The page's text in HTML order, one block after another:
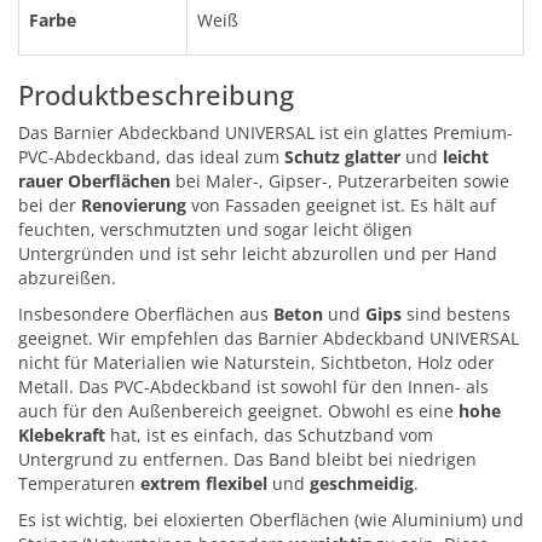
Farbe Weiß
Produktbeschreibung
Das Barnier Abdeckband UNIVERSAL ist ein glattes Premium-
PVC-Abdeckband, das ideal zum Schutz glatter und leicht
rauer Oberflächen bei Maler-, Gipser-, Putzerarbeiten sowie
bei der Renovierung von Fassaden geeignet ist. Es hält auf
feuchten, verschmutzten und sogar leicht öligen
Untergründen und ist sehr leicht abzurollen und per Hand
abzureißen.
Insbesondere Oberflächen aus Beton und Gips sind bestens
geeignet. Wir empfehlen das Barnier Abdeckband UNIVERSAL
nicht für Materialien wie Naturstein, Sichtbeton, Holz oder
Metall. Das PVC-Abdeckband ist sowohl für den Innen- als
auch für den Außenbereich geeignet. Obwohl es eine hohe
Klebekraft hat, ist es einfach, das Schutzband vom
Untergrund zu entfernen. Das Band bleibt bei niedrigen
Temperaturen extrem flexibel und geschmeidig.
Es ist wichtig, bei eloxierten Oberflächen (wie Aluminium) und